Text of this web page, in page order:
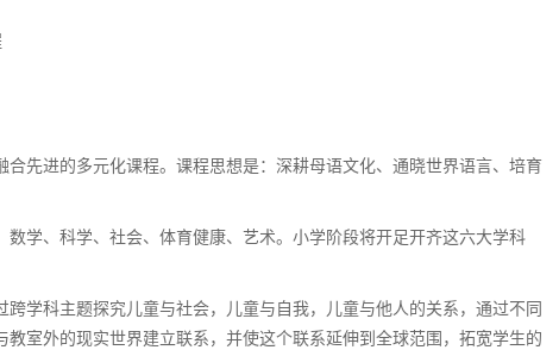
先进的多元化课程。课程思想是：深耕母语文化、通晓世界语言、培育
学、科学、社会、体育健康、艺术。小学阶段将开足开齐这六大学科
学科主题探究儿童与社会，儿童与自我，儿童与他人的关系，通过不同
室外的现实世界建立联系，并使这个联系延伸到全球范围，拓宽学生的